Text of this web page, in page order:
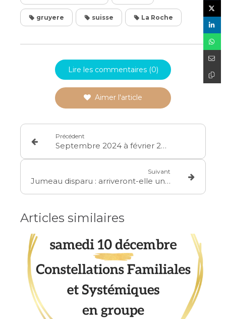
gruyere suisse La Roche
Lire les commentaires (0)
Aimer l'article
Précédent
Septembre 2024 à février 2025 : Se former aux Constellations Familiales
Suivant
Jumeau disparu : arriveront-elle un jour à apaiser ce manque
Articles similaires